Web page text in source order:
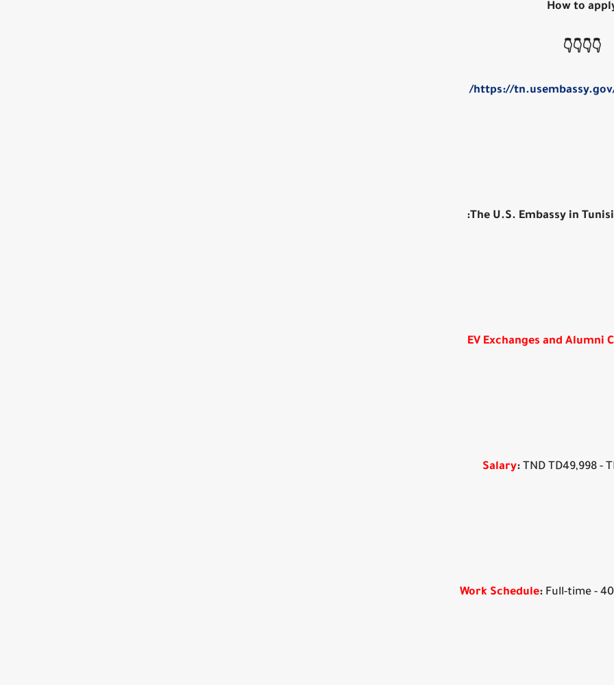
How to
👇👇👇👇
https://
The U.S. Embassy in
EV Exchanges and Alumni
Salary: TND TD49,998 -
Work Schedule: Full-time -